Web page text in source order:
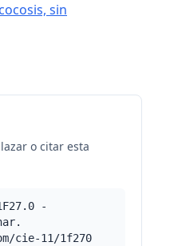
sin
o citar esta
-
cie-11/1f270